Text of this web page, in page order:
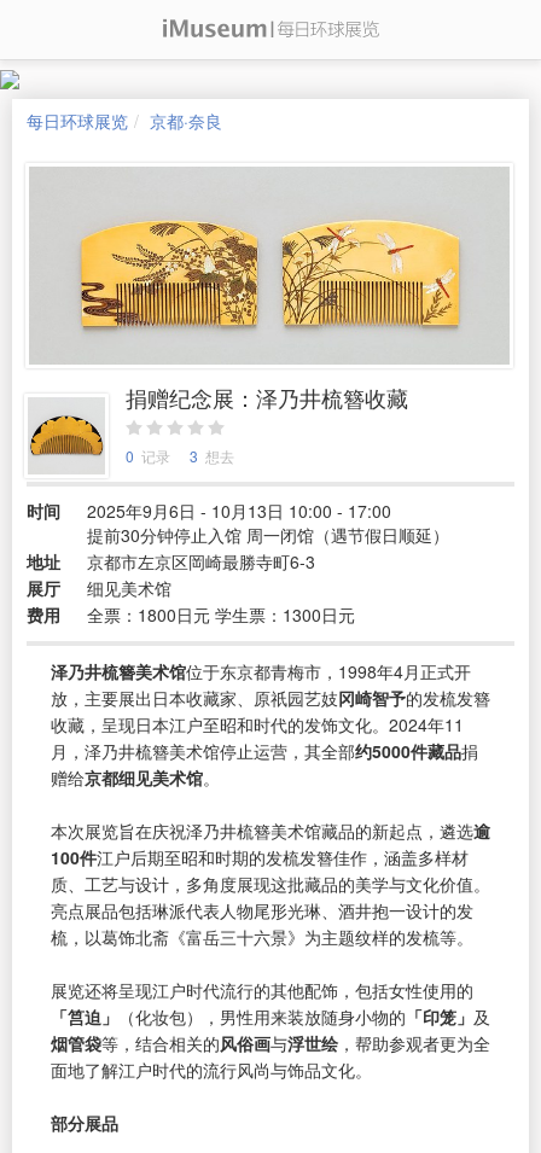
每日环球展览 京都·奈良
捐赠纪念展：泽乃井梳簪收藏
0 记录 3 想去
时间
2025年9月6日 - 10月13日 10:00 - 17:00
提前30分钟停止入馆 周一闭馆（遇节假日顺延）
地址
京都市左京区岡崎最勝寺町6-3
展厅
细见美术馆
费用
全票：1800日元 学生票：1300日元
泽乃井梳簪美术馆位于东京都青梅市，1998年4月正式开
放，主要展出日本收藏家、原祇园艺妓冈崎智予的发梳发簪
收藏，呈现日本江户至昭和时代的发饰文化。2024年11
月，泽乃井梳簪美术馆停止运营，其全部约5000件藏品捐
赠给京都细见美术馆。
本次展览旨在庆祝泽乃井梳簪美术馆藏品的新起点，遴选逾
100件江户后期至昭和时期的发梳发簪佳作，涵盖多样材
质、工艺与设计，多角度展现这批藏品的美学与文化价值。
亮点展品包括琳派代表人物尾形光琳、酒井抱一设计的发
梳，以葛饰北斋《富岳三十六景》为主题纹样的发梳等。
展览还将呈现江户时代流行的其他配饰，包括女性使用的
「筥迫」
（化妆包），男性用来装放随身小物的 「印笼」 及
烟管袋等，结合相关的风俗画与浮世绘 ，帮助参观者更为全
面地了解江户时代的流行风尚与饰品文化。
部分展品